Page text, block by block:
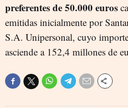
preferentes de 50.000 euros
emitidas inicialmente por
S.A. Unipersonal, cuyo
asciende a 152,4 millones de